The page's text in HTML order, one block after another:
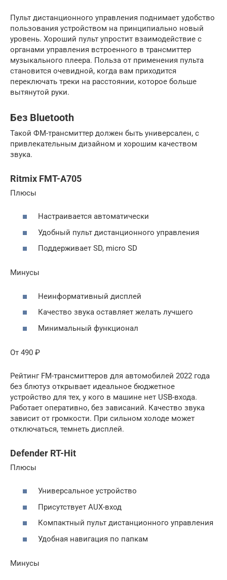
Пульт дистанционного управления поднимает удобство
пользования устройством на принципиально новый
уровень. Хороший пульт упростит взаимодействие с
органами управления встроенного в трансмиттер
музыкального плеера. Польза от применения пульта
становится очевидной, когда вам приходится
переключать треки на расстоянии, которое больше
вытянутой руки.
Без Bluetooth
Такой ФМ-трансмиттер должен быть универсален, с
привлекательным дизайном и хорошим качеством
звука.
Ritmix FMT-A705
Плюсы
Настраивается автоматически
Удобный пульт дистанционного управления
Поддерживает SD, micro SD
Минусы
Неинформативный дисплей
Качество звука оставляет желать лучшего
Минимальный функционал
От 490 ₽
Рейтинг FM-трансмиттеров для автомобилей 2022 года
без блютуз открывает идеальное бюджетное
устройство для тех, у кого в машине нет USB-входа.
Работает оперативно, без зависаний. Качество звука
зависит от громкости. При сильном холоде может
отключаться, темнеть дисплей.
Defender RT-Hit
Плюсы
Универсальное устройство
Присутствует AUX-вход
Компактный пульт дистанционного управления
Удобная навигация по папкам
Минусы